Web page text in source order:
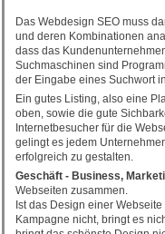
Das Webdesign SEO muss
und deren Kombinationen
dass das
Suchmaschinen sind
der Eingabe eines Suchwort
Ein gutes Listing, also eine
oben, sowie die gute
Internetbesucher für die
gelingt es jedem
erfolgreich zu gestalten.
Geschäft - Business,
Webseiten zusammen.
Ist das Design einer
Kampagne nicht, bringt es